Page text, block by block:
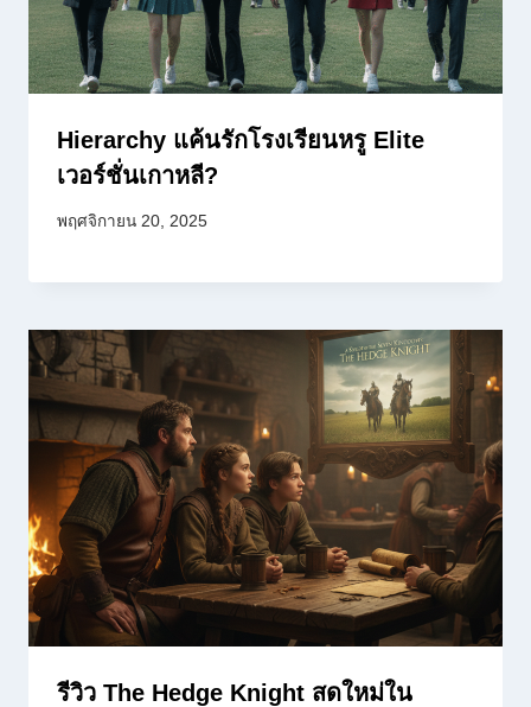
Hierarchy แค้นรักโรงเรียนหรู Elite
เวอร์ชั่นเกาหลี?
พฤศจิกายน 20, 2025
รีวิว The Hedge Knight สดใหม่ใน